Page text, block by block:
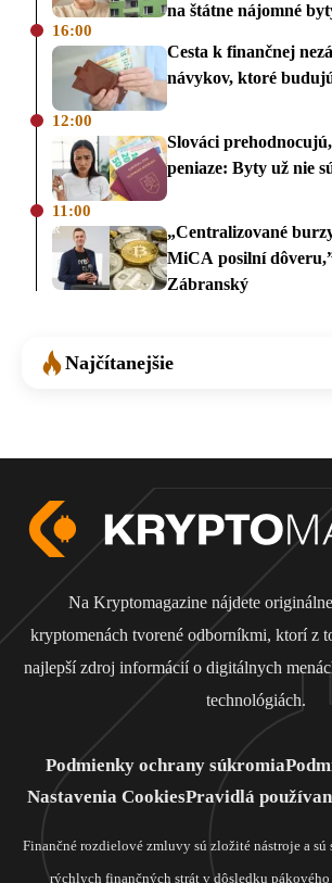
na štátne nájomné
16:00
Cesta k finančnej
návykov, ktoré
12:00
Slováci
peniaze: Byty už nie
11:00
„Centralizované
MiCA posilní
Zábranský
Najčítanejšie
Na Kryptomagazine nájdete
kryptomenách tvorené odborníkmi, ktorí z
najlepší zdroj informácií o digitálnych
technológiách.
Podmienky ochrany súkromia
Nastavenia CookiesPravidlá
Finančné rozdielové zmluvy sú zložité nástroje a
rýchlych finančných strát v dôsledku